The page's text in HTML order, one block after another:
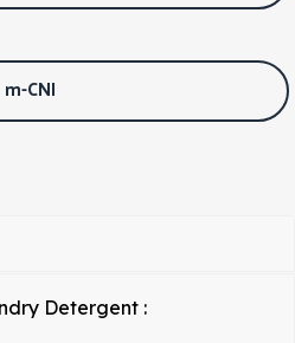
m-CNI
Detergent :